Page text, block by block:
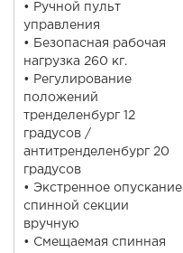
• Ручной пульт
управления
• Безопасная рабочая
нагрузка 260 кг.
• Регулирование
положений
тренделенбург 12
градусов /
антитренделенбург 20
градусов
• Экстренное опускание
спинной секции
вручную
• Смещаемая спинная